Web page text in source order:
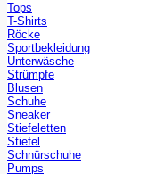
Tops
T-Shirts
Röcke
Sportbekleidung
Unterwäsche
Strümpfe
Blusen
Schuhe
Sneaker
Stiefeletten
Stiefel
Schnürschuhe
Pumps